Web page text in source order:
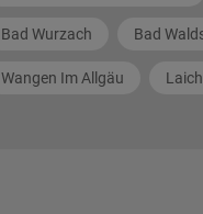
Bad Wurzach Bad
Wangen Im Allgäu